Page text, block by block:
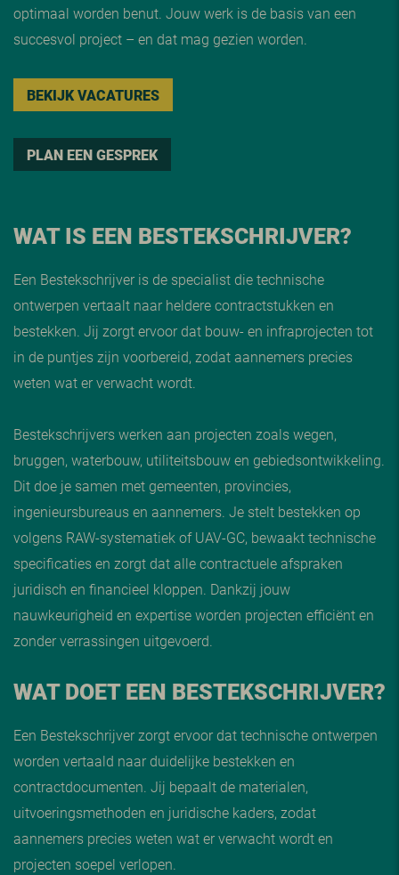
optimaal worden benut. Jouw werk is de basis van een
succesvol project – en dat mag gezien worden.
BEKIJK VACATURES
PLAN EEN GESPREK
WAT IS EEN BESTEKSCHRIJVER?
Een Bestekschrijver is de specialist die technische
ontwerpen vertaalt naar heldere contractstukken en
bestekken. Jij zorgt ervoor dat bouw- en infraprojecten tot
in de puntjes zijn voorbereid, zodat aannemers precies
weten wat er verwacht wordt.
Bestekschrijvers werken aan projecten zoals wegen,
bruggen, waterbouw, utiliteitsbouw en gebiedsontwikkeling.
Dit doe je samen met gemeenten, provincies,
ingenieursbureaus en aannemers. Je stelt bestekken op
volgens RAW-systematiek of UAV-GC, bewaakt technische
specificaties en zorgt dat alle contractuele afspraken
juridisch en financieel kloppen. Dankzij jouw
nauwkeurigheid en expertise worden projecten efficiënt en
zonder verrassingen uitgevoerd.
WAT DOET EEN BESTEKSCHRIJVER?
Een Bestekschrijver zorgt ervoor dat technische ontwerpen
worden vertaald naar duidelijke bestekken en
contractdocumenten. Jij bepaalt de materialen,
uitvoeringsmethoden en juridische kaders, zodat
aannemers precies weten wat er verwacht wordt en
projecten soepel verlopen.